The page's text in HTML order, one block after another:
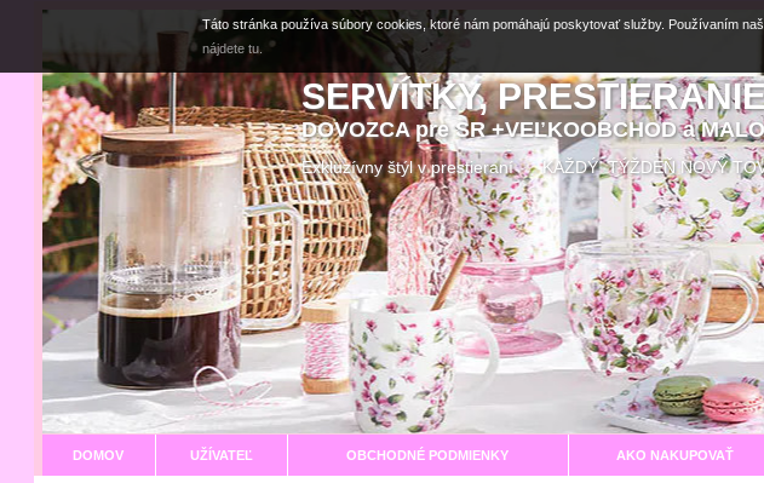
SERVÍTKY,
DOVOZCA pre SR +VEĽKOOBCHOD a
Exkluzívny štýl v prestieraní KAŽDÝ TÝŽDEŇ NOVÝ
DOMOV UŽÍVATEĽ OBCHODNÉ PODMIENKY AKO NAKUPOVAŤ
Táto stránka používa súbory cookies, ktoré nám pomáhajú poskytovať služby. Používaním
nájdete tu.